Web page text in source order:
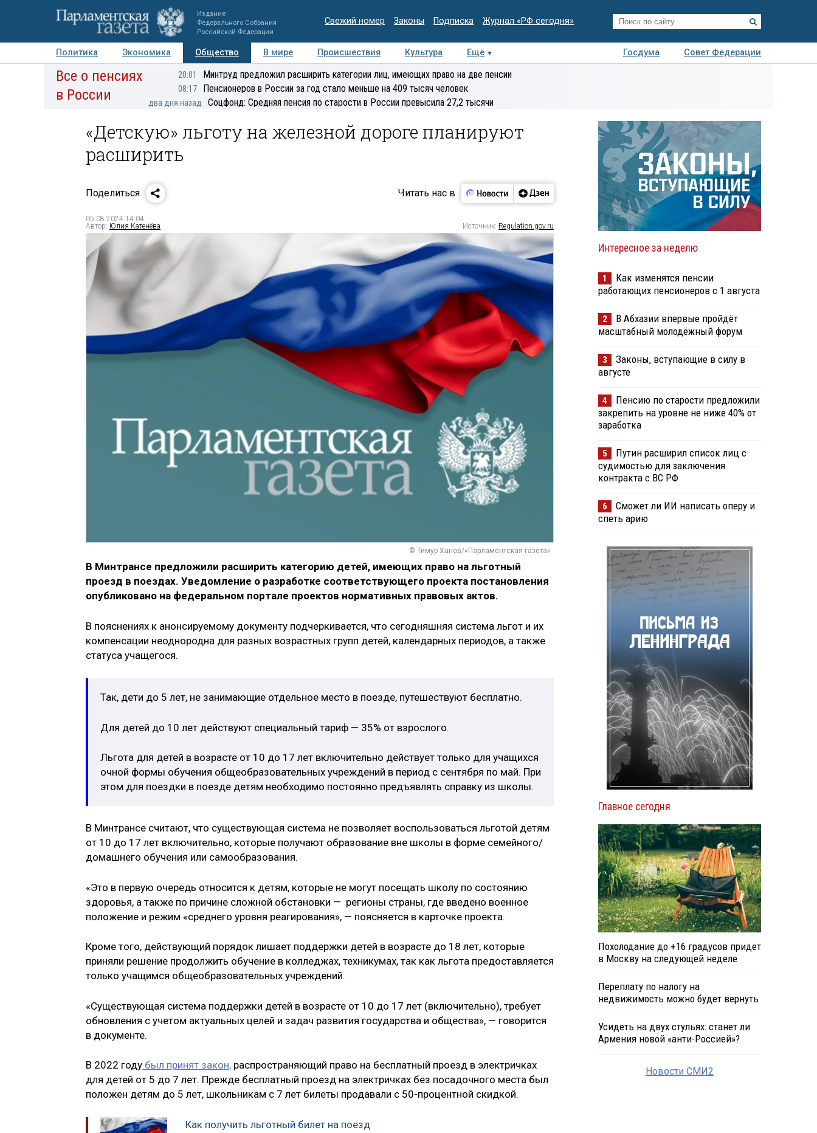
Издание
Федерального Собрания
Российской Федерации
Свежий номер Законы Подписка Журнал «РФ сегодня»
Политика Экономика Общество В мире Происшествия Культура Ещё Госдума
Совет Федерации
Авторы Персоны Мнения Регионы Медиацентр Интервью Колумнисты
Деловая
Все о пенсиях
в России
20:01 Минтруд предложил расширить категории лиц, имеющих право на две пенсии
08:17 Пенсионеров в России за год стало меньше на 409 тысяч человек
два дня назад Соцфонд: Средняя пенсия по старости в России превысила 27,2 тысячи
«Детскую» льготу на железной дороге планируют
расширить
Поделиться Читать нас в
05.08.2024 14:04
Автор: Юлия Катенёва Источник: Regulation.gov.ru
© Тимур Ханов/«Парламентская газета»
В Минтрансе предложили расширить категорию детей, имеющих право на льготный
проезд в поездах. Уведомление о разработке соответствующего проекта постановления
опубликовано на федеральном портале проектов нормативных правовых актов.
В пояснениях к анонсируемому документу подчеркивается, что сегодняшняя система льгот и их
компенсации неоднородна для разных возрастных групп детей, календарных периодов, а также
статуса учащегося.
Так, дети до 5 лет, не занимающие отдельное место в поезде, путешествуют бесплатно.
Для детей до 10 лет действуют специальный тариф — 35% от взрослого.
Льгота для детей в возрасте от 10 до 17 лет включительно действует только для учащихся
очной формы обучения общеобразовательных учреждений в период с сентября по май. При
этом для поездки в поезде детям необходимо постоянно предъявлять справку из школы.
В Минтрансе считают, что существующая система не позволяет воспользоваться льготой детям
от 10 до 17 лет включительно, которые получают образование вне школы в форме семейного/
домашнего обучения или самообразования.
«Это в первую очередь относится к детям, которые не могут посещать школу по состоянию
здоровья, а также по причине сложной обстановки — регионы страны, где введено военное
положение и режим «среднего уровня реагирования», — поясняется в карточке проекта.
Кроме того, действующий порядок лишает поддержки детей в возрасте до 18 лет, которые
приняли решение продолжить обучение в колледжах, техникумах, так как льгота предоставляется
только учащимся общеобразовательных учреждений.
«Существующая система поддержки детей в возрасте от 10 до 17 лет (включительно), требует
обновления с учетом актуальных целей и задач развития государства и общества», — говорится
в документе.
В 2022 году был принят закон, распространяющий право на бесплатный проезд в электричках
для детей от 5 до 7 лет. Прежде бесплатный проезд на электричках без посадочного места был
положен детям до 5 лет, школьникам с 7 лет билеты продавали с 50-процентной скидкой.
Как получить льготный билет на поезд
Интересное за неделю
1
Как изменятся пенсии
работающих пенсионеров с 1 августа
2
В Абхазии впервые пройдёт
масштабный молодёжный форум
3
Законы, вступающие в силу в
августе
4
Пенсию по старости предложили
закрепить на уровне не ниже 40% от
заработка
5
Путин расширил список лиц с
судимостью для заключения
контракта с ВС РФ
6
Сможет ли ИИ написать оперу и
спеть арию
Главное сегодня
Похолодание до +16 градусов придет
в Москву на следующей неделе
Переплату по налогу на
недвижимость можно будет вернуть
Усидеть на двух стульях: станет ли
Армения новой «анти-Россией»?
Новости СМИ2